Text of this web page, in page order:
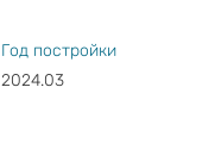
Год постройки
2024.03